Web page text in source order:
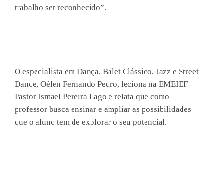
trabalho ser reconhecido”.
O especialista em Dança, Balet Clássico, Jazz e Street
Dance, Oélen Fernando Pedro, leciona na EMEIEF
Pastor Ismael Pereira Lago e relata que como
professor busca ensinar e ampliar as possibilidades
que o aluno tem de explorar o seu potencial.